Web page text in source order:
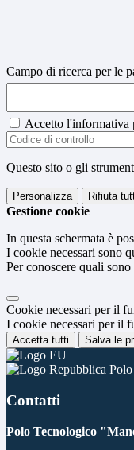
Campo di ricerca per le
Accetto l'informativa
Questo sito o gli
Personalizza Rifiuta
Gestione cookie
In questa schermata è
I cookie necessari sono
Per conoscere quali
Cookie necessari per il
I cookie necessari per il
Accetta tutti Salva le
Contatti
Polo Tecnologico